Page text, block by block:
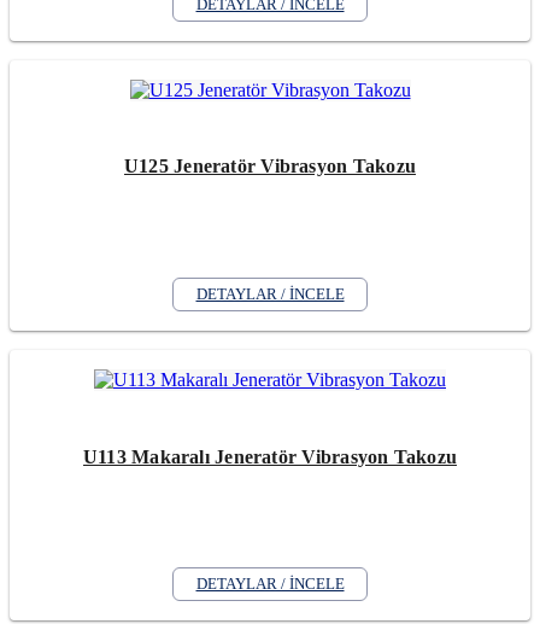
DETAYLAR / İNCELE
U125 Jeneratör Vibrasyon Takozu
DETAYLAR / İNCELE
U113 Makaralı Jeneratör Vibrasyon Takozu
DETAYLAR / İNCELE